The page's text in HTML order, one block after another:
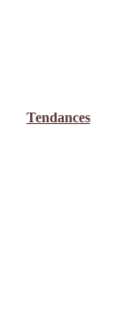
Tendances